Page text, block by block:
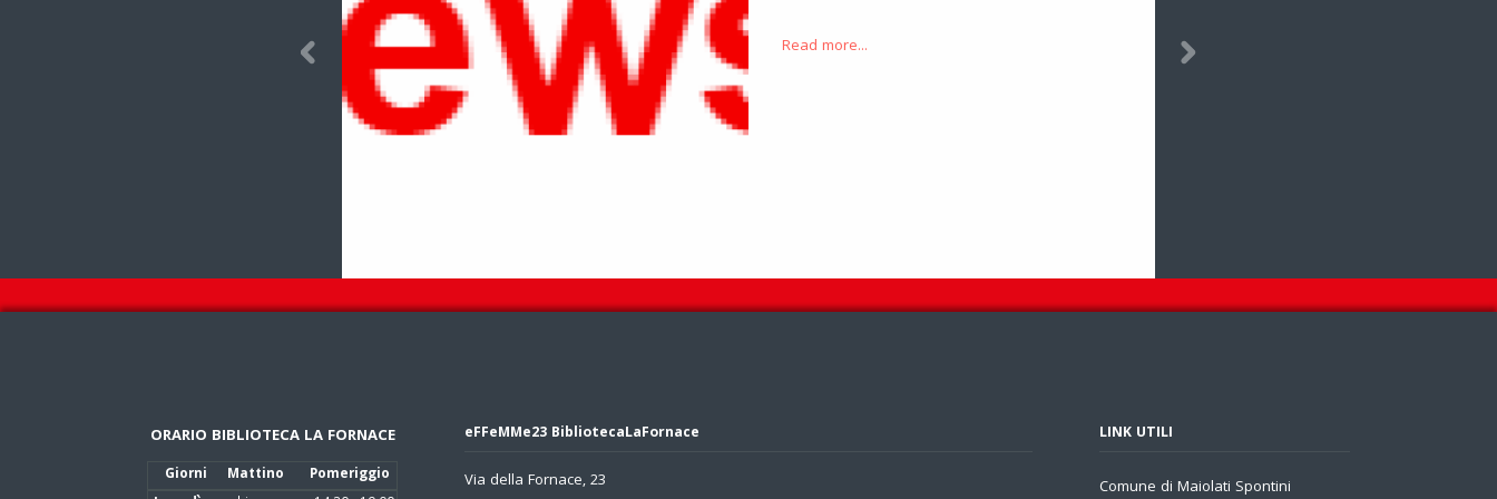
Read more...
ORARIO BIBLIOTECA LA FORNACE
Giorni Mattino
Pomeriggio
eFFeMMe23 BibliotecaLaFornace
Via della Fornace, 23
LINK UTILI
Comune di Maiolati Spontini